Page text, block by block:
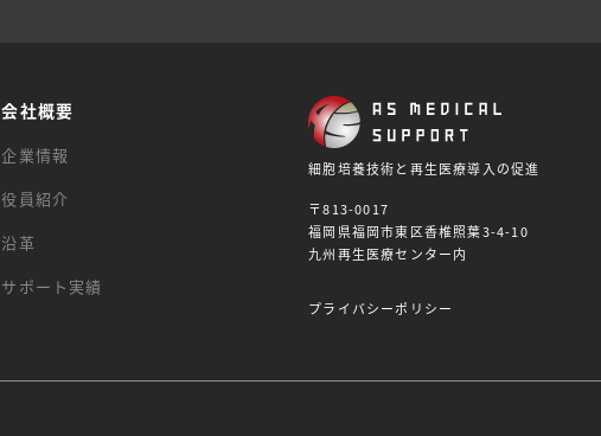
会社概要
企業情報
役員紹介
沿革
サポート実績
細胞培養技術と再生医療導入の促進
〒813-0017
福岡県福岡市東区香椎照葉3-4-10
九州再生医療センター内
プライバシーポリシー